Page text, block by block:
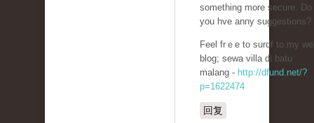
something more secure. Do
уou hve anny suggеstions?
Feel frｅe to surdf to my
blog; sewа villa di batu
malang - http://dfund.net/?
p=1622474
回复